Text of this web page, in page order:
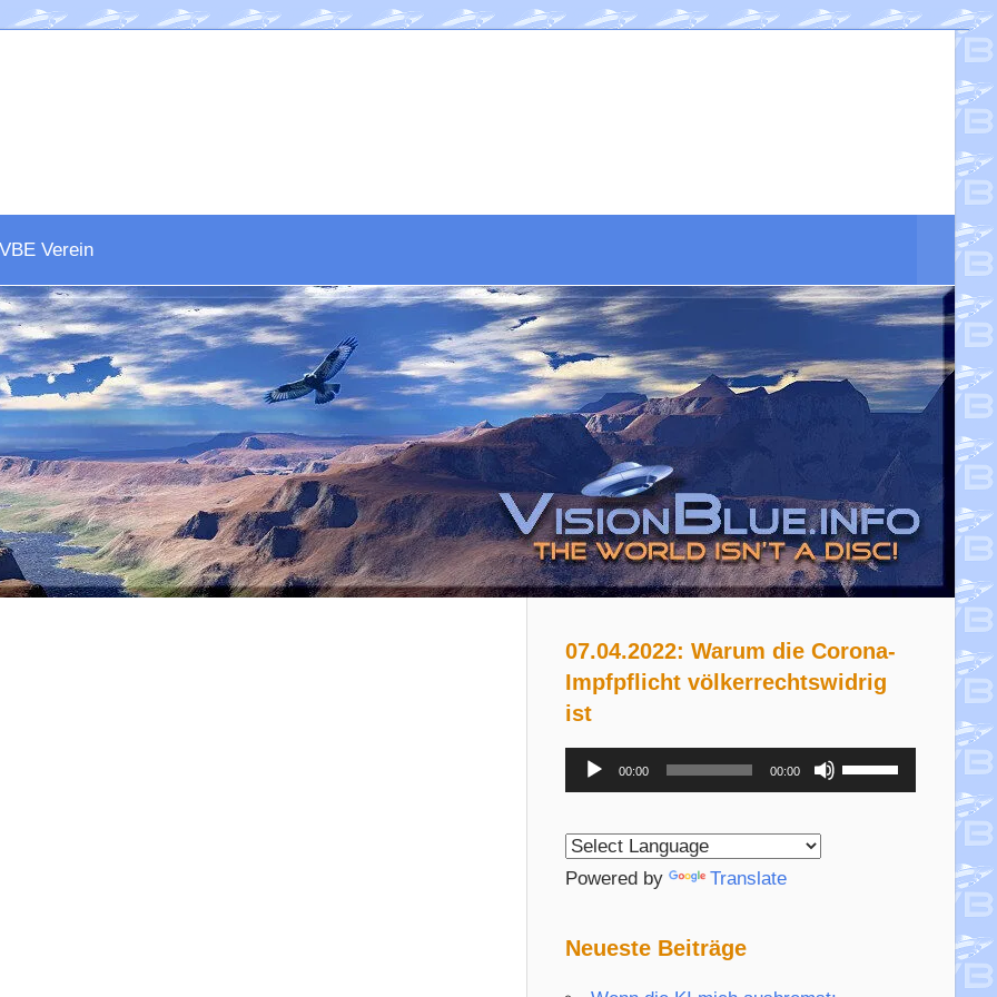
Suche
VBE Verein
07.04.2022: Warum die Corona-
Impfpflicht völkerrechtswidrig
ist
Audio-
Player
00:00 00:00
Pfeiltasten
Hoch/Runter
Powered by Translate
Neueste Beiträge